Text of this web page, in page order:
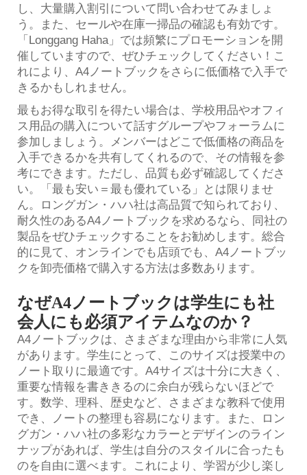
し、大量購入割引について問い合わせてみましょ
う。また、セールや在庫一掃品の確認も有効です。
「Longgang Haha」では頻繁にプロモーションを開
催していますので、ぜひチェックしてください！こ
れにより、A4ノートブックをさらに低価格で入手で
きるかもしれません。
最もお得な取引を得たい場合は、学校用品やオフィ
ス用品の購入について話すグループやフォーラムに
参加しましょう。メンバーはどこで低価格の商品を
入手できるかを共有してくれるので、その情報を参
考にできます。ただし、品質も必ず確認してくださ
い。「最も安い＝最も優れている」とは限りませ
ん。ロングガン・ハハ社は高品質で知られており、
耐久性のあるA4ノートブックを求めるなら、同社の
製品をぜひチェックすることをお勧めします。総合
的に見て、オンラインでも店頭でも、A4ノートブッ
クを卸売価格で購入する方法は多数あります。
なぜA4ノートブックは学生にも社
会人にも必須アイテムなのか？
A4ノートブックは、さまざまな理由から非常に人気
があります。学生にとって、このサイズは授業中の
ノート取りに最適です。A4サイズは十分に大きく、
重要な情報を書ききるのに余白が残らないほどで
す。数学、理科、歴史など、さまざまな教科で使用
でき、ノートの整理も容易になります。また、ロン
グガン・ハハ社の多彩なカラーとデザインのライン
ナップがあれば、学生は自分のスタイルに合ったも
のを自由に選べます。これにより、学習が少し楽し